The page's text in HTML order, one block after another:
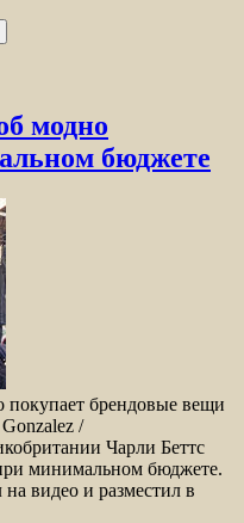
модно
бюджете
покупает брендовые вещи
/
Чарли Беттс
минимальном бюджете.
видео и разместил в